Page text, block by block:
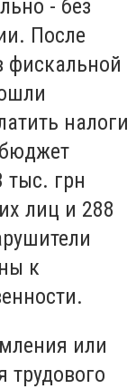
- без
После
фискальной
налоги
тыс. грн
лиц и 288
к
или